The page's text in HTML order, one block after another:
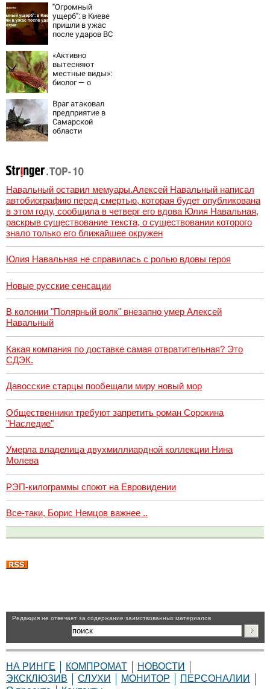
"Огромный
ущерб": в Киеве
пришли в ужас
после ударов ВС
«Активно
вытесняют
местные виды»:
биолог — о
испанских
слизней и
эффективных
способах борьбы
с ними
Враг атаковал
предприятие в
Самарской
области
Навальный оставил мемуары.Алексей Навальный написал
автобиографию перед смертью, которая будет опубликована
в этом году, сообщила в четверг его вдова Юлия Навальная,
раскрыв существование текста, о существовании которого
знало только его ближайшее окружен
Юлия Навальная не справилась с ролью вдовы героя
Новые русские сенсации
В колонии "Полярный волк" внезапно умер Алексей
Навальный
Какая компания по доставке самая отвратительная? Это
СДЭК.
Давосские старцы пообещали миру новый мор
Общественники требуют запретить роман Сорокина
"Наследие"
Умерла владелица двухмиллиардной коллекции Нина
Молева
РЭП-килограммы споют на Евровидении
Все-таки, Борис Немцов важнее ..
Pедакция не отвечает за содержание заимствованных материалов
НА РИНГЕ КОМПРОМАТ
НОВОСТИ
ЭКСКЛЮЗИВ
СЛУХИ МОНИТОР
ПЕРСОНАЛИИ